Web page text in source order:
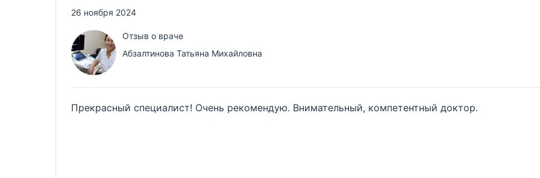
26 ноября 2024
Отзыв о враче
Абзалтинова Татьяна Михайловна
Прекрасный специалист! Очень рекомендую. Внимательный, компетентный доктор.